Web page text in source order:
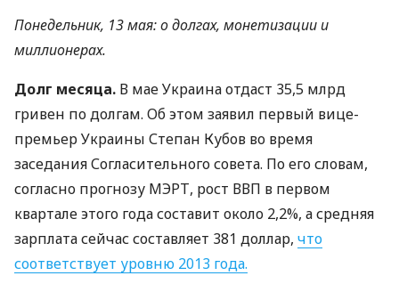
Понедельник, 13 мая: о долгах, монетизации и
миллионерах.
Долг месяца. В мае Украина отдаст 35,5 млрд
гривен по долгам. Об этом заявил первый вице-
премьер Украины Степан Кубов во время
заседания Согласительного совета. По его словам,
согласно прогнозу МЭРТ, рост ВВП в первом
квартале этого года составит около 2,2%, а средняя
зарплата сейчас составляет 381 доллар, что
соответствует уровню 2013 года.